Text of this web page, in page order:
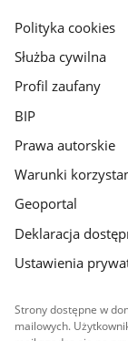
gov.pl
Polityka cookies
Służba cywilna
Profil zaufany
BIP
Prawa autorskie
Warunki
Geoportal
Deklaracja
Ustawienia
Strony dostępne w
mailowych.